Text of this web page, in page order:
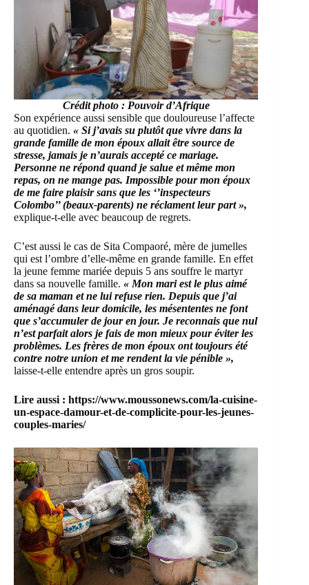
Crédit photo : Pouvoir d’Afrique
Son expérience aussi sensible que douloureuse l’affecte
au quotidien. « Si j’avais su plutôt que vivre dans la
grande famille de mon époux allait être source de
stresse, jamais je n’aurais accepté ce mariage.
Personne ne répond quand je salue et même mon
repas, on ne mange pas. Impossible pour mon époux
de me faire plaisir sans que les ‘’inspecteurs
Colombo’’ (beaux-parents) ne réclament leur part »,
explique-t-elle avec beaucoup de regrets.
C’est aussi le cas de Sita Compaoré, mère de jumelles
qui est l’ombre d’elle-même en grande famille. En effet
la jeune femme mariée depuis 5 ans souffre le martyr
dans sa nouvelle famille. « Mon mari est le plus aimé
de sa maman et ne lui refuse rien. Depuis que j’ai
aménagé dans leur domicile, les mésententes ne font
que s’accumuler de jour en jour. Je reconnais que nul
n’est parfait alors je fais de mon mieux pour éviter les
problèmes. Les frères de mon époux ont toujours été
contre notre union et me rendent la vie pénible »,
laisse-t-elle entendre après un gros soupir.
Lire aussi : https://www.moussonews.com/la-cuisine-
un-espace-damour-et-de-complicite-pour-les-jeunes-
couples-maries/